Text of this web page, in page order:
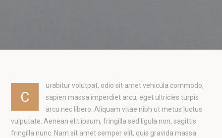
C
urabitur volutpat, odio sit amet vehicula commodo,
sapien massa imperdiet arcu, eget ultricies turpis
arcu nec libero. Aliquam vitae nibh ut metus luctus
vulputate. Aenean elit ipsum, fringilla sed ligula non, sagittis
fringilla nunc. Nam sit amet semper elit, quis gravida massa.